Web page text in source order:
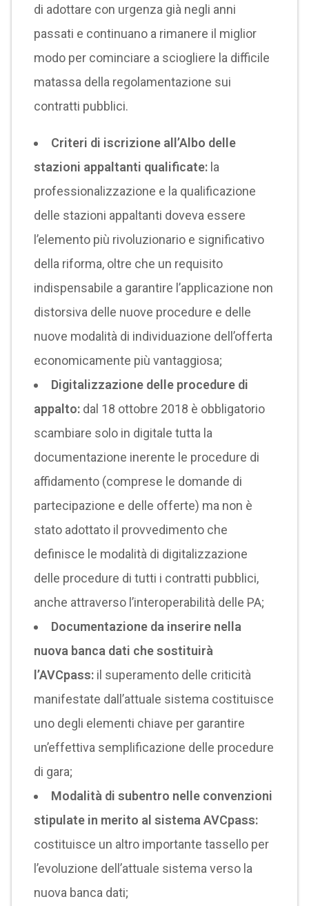
di adottare con urgenza già negli anni
passati e continuano a rimanere il miglior
modo per cominciare a sciogliere la difficile
matassa della regolamentazione sui
contratti pubblici.
Criteri di iscrizione all’Albo delle
stazioni appaltanti qualificate:la
professionalizzazione e la qualificazione
delle stazioni appaltanti doveva essere
l’elemento più rivoluzionario e significativo
della riforma, oltre che un requisito
indispensabile a garantire l’applicazione non
distorsiva delle nuove procedure e delle
nuove modalità di individuazione dell’offerta
economicamente più vantaggiosa;
Digitalizzazione delle procedure di
appalto:dal 18 ottobre 2018 è obbligatorio
scambiare solo in digitale tutta la
documentazione inerente le procedure di
affidamento (comprese le domande di
partecipazione e delle offerte) ma non è
stato adottato il provvedimento che
definisce le modalità di digitalizzazione
delle procedure di tutti i contratti pubblici,
anche attraverso l’interoperabilità delle PA;
Documentazione da inserire nella
nuova banca dati che sostituirà
l’AVCpass:il superamento delle criticità
manifestate dall’attuale sistema costituisce
uno degli elementi chiave per garantire
un’effettiva semplificazione delle procedure
di gara;
Modalità di subentro nelle convenzioni
stipulate in merito al sistema AVCpass:
costituisce un altro importante tassello per
l’evoluzione dell’attuale sistema verso la
nuova banca dati;